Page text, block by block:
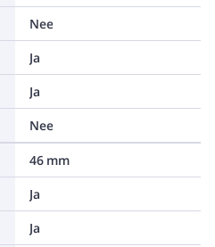
Nee
Ja
Ja
Nee
46 mm
Ja
Ja